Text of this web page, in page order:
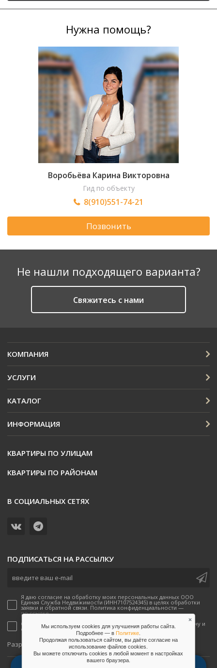
Нужна помощь?
Воробьёва Карина Викторовна
Гид по объекту
8(910)551-74-21
Позвонить
Не нашли подходящего варианта?
Cвяжитесь с нами
КОМПАНИЯ
УСЛУГИ
КАТАЛОГ
ИНФОРМАЦИЯ
КВАРТИРЫ ПО УЛИЦАМ
КВАРТИРЫ ПО РАЙОНАМ
В СОЦИАЛЬНЫХ СЕТЯХ
ПОДПИСАТЬСЯ НА РАССЫЛКУ
Я даю согласие на обработку моих персональных данных ООО
Единая Служба Недвижимости (ИНН7107524345) в целях обработки
заявки и обратной связи. Политика конфиденциальности —
по ссылке.
Согласен(-а) на получение рекламных предложений по телефону и
email от ООО Единая Служба Недвижимости
Разработаноonpeak
Мы используем cookies для улучшения работы сайта.
Подробнее — вПолитике
Продолжая пользоваться сайтом, вы даёте согласие на
использование файлов сookies.
Вы можете отключить сookies в любой момент в настройках
вашего браузера.
×